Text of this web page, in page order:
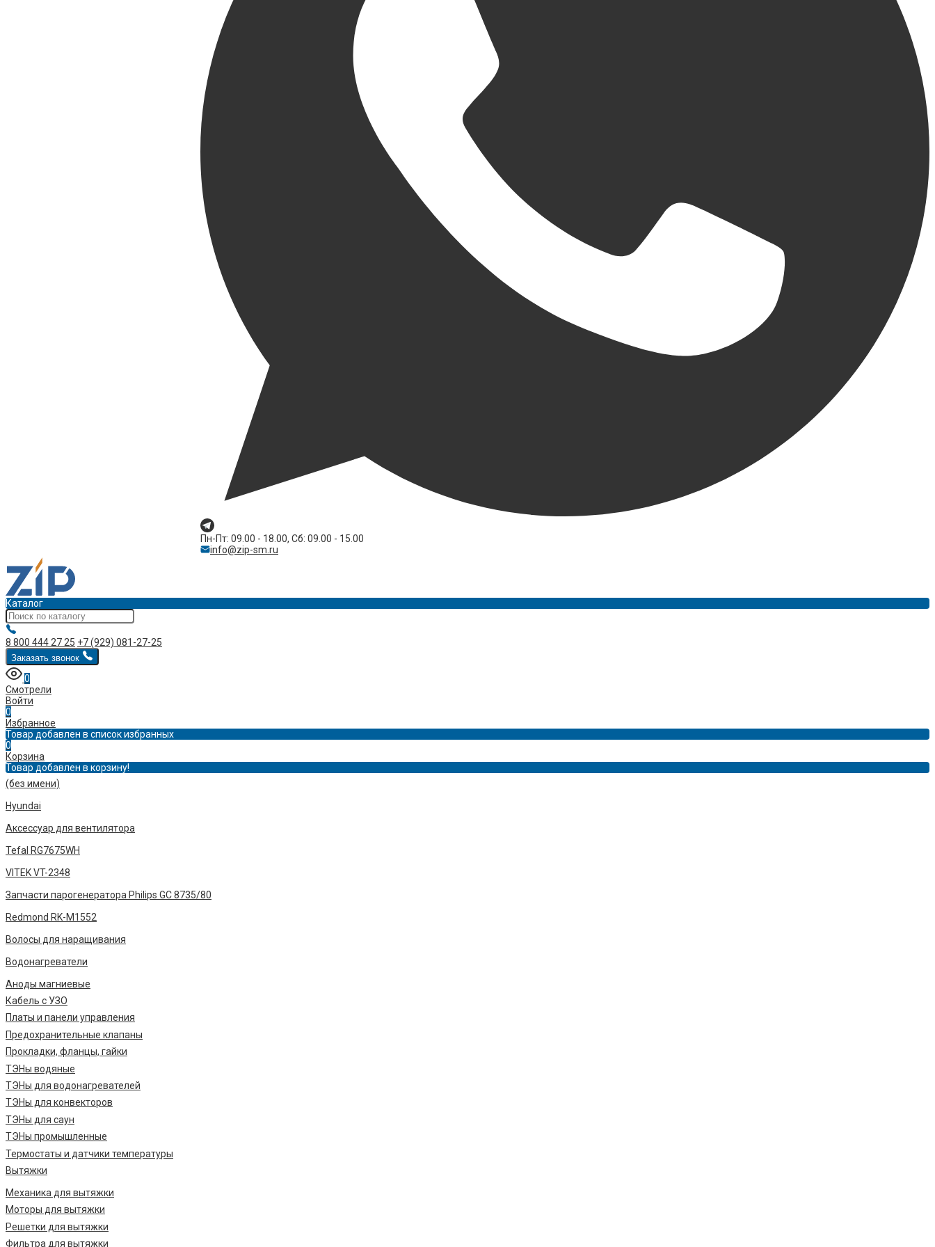
Пн-Пт: 09.00 - 18.00, Сб: 09.00 - 15.00
info@zip-sm.ru
Каталог
8 800 444 27 25 +7 (929) 081-27-25
Заказать звонок
0
Смотрели
Войти
0
Избранное
Товар добавлен в список избранных
0
Корзина
Товар добавлен в корзину!
(без имени)
Hyundai
Аксессуар для вентилятора
Tefal RG7675WH
VITEK VT-2348
Запчасти парогенератора Philips GC 8735/80
Redmond RK-M1552
Волосы для наращивания
Водонагреватели
Аноды магниевые
Кабель с УЗО
Платы и панели управления
Предохранительные клапаны
Прокладки, фланцы, гайки
ТЭНы водяные
ТЭНы для водонагревателей
ТЭНы для конвекторов
ТЭНы для саун
ТЭНы промышленные
Термостаты и датчики температуры
Вытяжки
Механика для вытяжки
Моторы для вытяжки
Решетки для вытяжки
Фильтра для вытяжки